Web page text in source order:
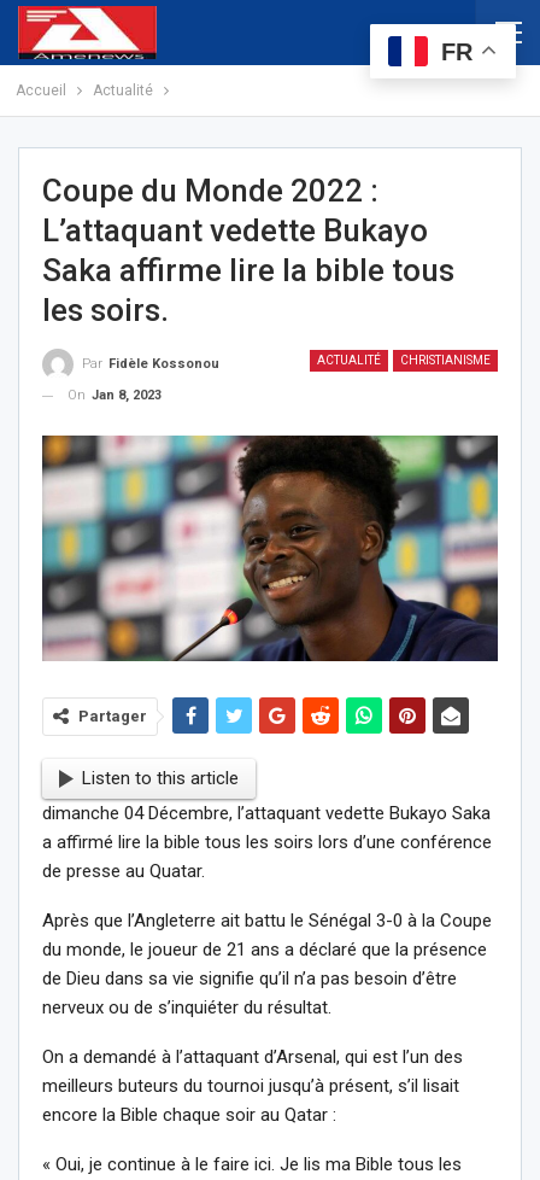
Accueil Actualité
Coupe du Monde 2022 :
L’attaquant vedette Bukayo
Saka affirme lire la bible tous
les soirs.
ACTUALITÉ CHRISTIANISME
Par Fidèle Kossonou
On Jan 8, 2023
Partager
Listen to this article
dimanche 04 Décembre, l’attaquant vedette Bukayo Saka
a affirmé lire la bible tous les soirs lors d’une conférence
de presse au Quatar.
Après que l’Angleterre ait battu le Sénégal 3-0 à la Coupe
du monde, le joueur de 21 ans a déclaré que la présence
de Dieu dans sa vie signifie qu’il n’a pas besoin d’être
nerveux ou de s’inquiéter du résultat.
On a demandé à l’attaquant d’Arsenal, qui est l’un des
meilleurs buteurs du tournoi jusqu’à présent, s’il lisait
encore la Bible chaque soir au Qatar :
« Oui, je continue à le faire ici. Je lis ma Bible tous les
FR